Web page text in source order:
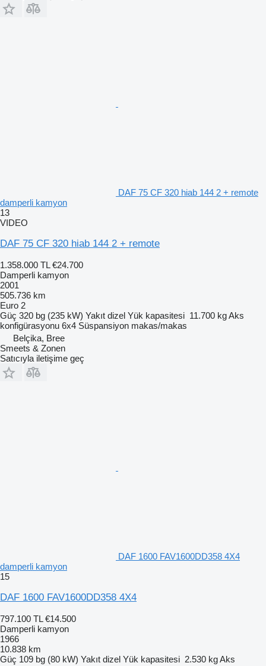
DAF 75 CF 320 hiab 144 2 + remote
damperli kamyon
13
VIDEO
DAF 75 CF 320 hiab 144 2 + remote
1.358.000 TL €24.700
Damperli kamyon
2001
505.736 km
Euro 2
Güç 320 bg (235 kW) Yakıt dizel Yük kapasitesi 11.700 kgAks
konfigürasyonu 6x4 Süspansiyon makas/makas
Belçika, Bree
Smeets & Zonen
Satıcıyla iletişime geç
DAF 1600 FAV1600DD358 4X4
damperli kamyon
15
DAF 1600 FAV1600DD358 4X4
797.100 TL €14.500
Damperli kamyon
1966
10.838 km
Güç 109 bg (80 kW) Yakıt dizel Yük kapasitesi 2.530 kgAks